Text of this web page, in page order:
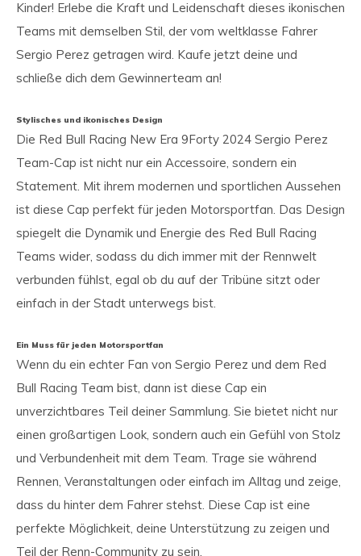
Kinder! Erlebe die Kraft und Leidenschaft dieses ikonischen
Teams mit demselben Stil, der vom weltklasse Fahrer
Sergio Perez getragen wird. Kaufe jetzt deine und
schließe dich dem Gewinnerteam an!
Stylisches und ikonisches Design
Die Red Bull Racing New Era 9Forty 2024 Sergio Perez
Team-Cap ist nicht nur ein Accessoire, sondern ein
Statement. Mit ihrem modernen und sportlichen Aussehen
ist diese Cap perfekt für jeden Motorsportfan. Das Design
spiegelt die Dynamik und Energie des Red Bull Racing
Teams wider, sodass du dich immer mit der Rennwelt
verbunden fühlst, egal ob du auf der Tribüne sitzt oder
einfach in der Stadt unterwegs bist.
Ein Muss für jeden Motorsportfan
Wenn du ein echter Fan von Sergio Perez und dem Red
Bull Racing Team bist, dann ist diese Cap ein
unverzichtbares Teil deiner Sammlung. Sie bietet nicht nur
einen großartigen Look, sondern auch ein Gefühl von Stolz
und Verbundenheit mit dem Team. Trage sie während
Rennen, Veranstaltungen oder einfach im Alltag und zeige,
dass du hinter dem Fahrer stehst. Diese Cap ist eine
perfekte Möglichkeit, deine Unterstützung zu zeigen und
Teil der Renn-Community zu sein.